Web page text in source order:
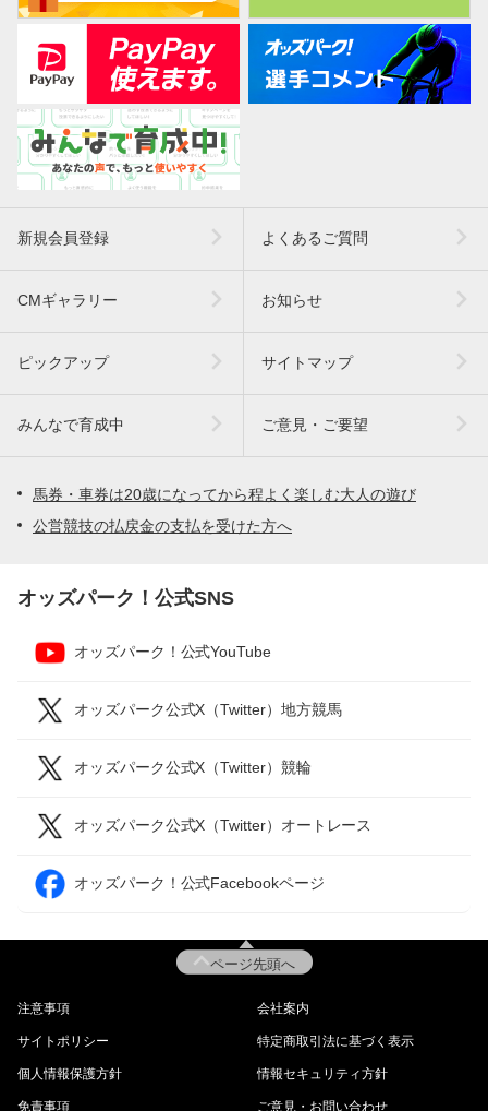
新規会員登録 よくあるご質問
CMギャラリー お知らせ
ピックアップ サイトマップ
みんなで育成中 ご意見・ご要望
馬券・車券は20歳になってから程よく楽しむ大人の遊び
公営競技の払戻金の支払を受けた方へ
オッズパーク！公式SNS
オッズパーク！公式YouTube
オッズパーク公式X（Twitter）地方競馬
オッズパーク公式X（Twitter）競輪
オッズパーク公式X（Twitter）オートレース
オッズパーク！公式Facebookページ
ページ先頭へ
注意事項 会社案内
サイトポリシー 特定商取引法に基づく表示
個人情報保護方針 情報セキュリティ方針
免責事項 ご意見・お問い合わせ